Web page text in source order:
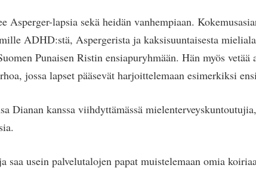
Asperger-lapsia sekä heidän vanhempiaan.
ADHD:stä, Aspergerista ja kaksisuuntaisesta
Punaisen Ristin ensiapuryhmään. Hän myös
jossa lapset pääsevät harjoittelemaan esimerkiksi
Dianan kanssa viihdyttämässä
saa usein palvelutalojen papat muistelemaan omia